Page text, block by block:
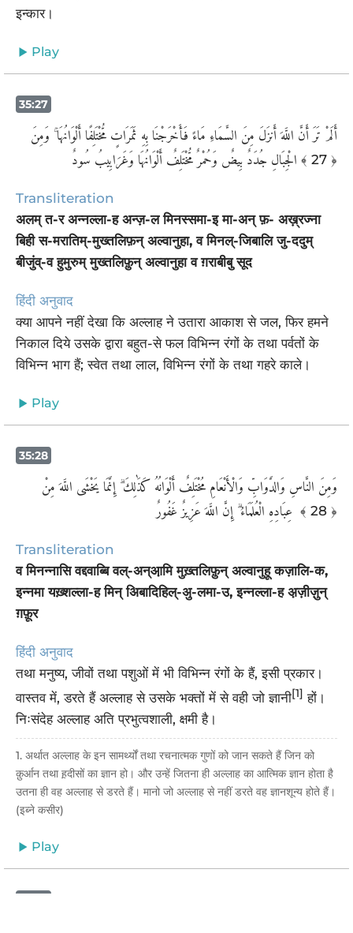
इन्कार।
Play
35:27
أَلَمْ تَرَ أَنَّ اللَّهَ أَنزَلَ مِنَ السَّمَاءِ مَاءً فَأَخْرَجْنَا بِهِ ثَمَرَاتٍ مُّخْتَلِفًا أَلْوَانُهَا ۚ وَمِنَ
الْجِبَالِ جُدَدٌ بِيضٌ وَحُمْرٌ مُّخْتَلِفٌ أَلْوَانُهَا وَغَرَابِيبُ سُودٌ ﴾ 27 ﴿
Transliteration
अलम् त-र अन्नल्ला-ह अन्ज़-ल मिनस्समा-इ मा-अन् फ़- अख़्रज्ना
बिही स-मरातिम्-मुख्तलिफ़न् अल्वानुहा, व मिनल्-जिबालि जु-ददुम्
बीजुंव्-व हुमुरुम् मुख्तलिफ़ुन् अल्वानुहा व ग़राबीबु सूद
हिंदी अनुवाद
क्या आपने नहीं देखा कि अल्लाह ने उतारा आकाश से जल, फिर हमने
निकाल दिये उसके द्वारा बहुत-से फल विभिन्न रंगों के तथा पर्वतों के
विभिन्न भाग हैं; स्वेत तथा लाल, विभिन्न रंगों के तथा गहरे काले।
Play
35:28
وَمِنَ النَّاسِ وَالدَّوَابِّ وَالْأَنْعَامِ مُخْتَلِفٌ أَلْوَانُهُ كَذَٰلِكَ ۗ إِنَّمَا يَخْشَى اللَّهَ مِنْ
عِبَادِهِ الْعُلَمَاءُ ۗ إِنَّ اللَّهَ عَزِيزٌ غَفُورٌ ‎ ﴾ 28 ﴿
Transliteration
व मिनन्नासि वद्दवाब्बि वल्-अन्आ़मि मुख़्तलिफ़ुन् अल्वानुहू कज़ालि-क,
इन्नमा यख़्शल्ला-ह मिन् अिबादिहिल्-अु-लमा-उ, इन्नल्ला-ह अ़ज़ीज़ुन्
ग़फ़ूर
हिंदी अनुवाद
तथा मनुष्य, जीवों तथा पशुओं में भी विभिन्न रंगों के हैं, इसी प्रकार।
वास्तव में, डरते हैं अल्लाह से उसके भक्तों में से वही जो ज्ञानी[1] हों।
निःसंदेह अल्लाह अति प्रभुत्वशाली, क्षमी है।
1. अर्थात अल्लाह के इन सामर्थ्यों तथा रचनात्मक गुणों को जान सकते हैं जिन को
क़ुर्आन तथा ह़दीसों का ज्ञान हो। और उन्हें जितना ही अल्लाह का आत्मिक ज्ञान होता है
उतना ही वह अल्लाह से डरते हैं। मानो जो अल्लाह से नहीं डरते वह ज्ञानशून्य होते हैं।
(इब्ने कसीर)
Play